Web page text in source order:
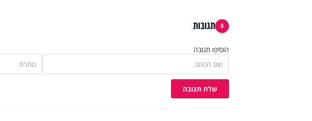
0 תגובות
הוסיפו תגובה
שלח תגובה